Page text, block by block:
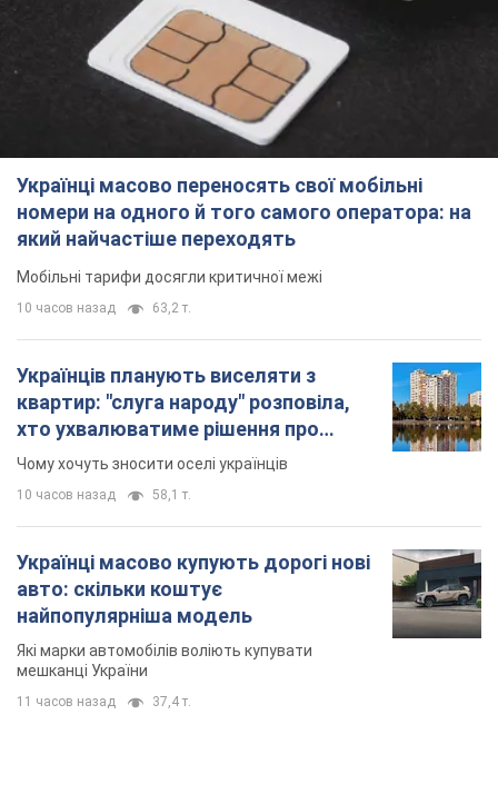
Українці масово переносять свої мобільні
номери на одного й того самого оператора: на
який найчастіше переходять
Мобільні тарифи досягли критичної межі
10 часов назад 63,2 т.
Українців планують виселяти з
квартир: "слуга народу" розповіла,
хто ухвалюватиме рішення про
знесення будинків
Чому хочуть зносити оселі українців
10 часов назад 58,1 т.
Українці масово купують дорогі нові
авто: скільки коштує
найпопулярніша модель
Які марки автомобілів воліють купувати
мешканці України
11 часов назад 37,4 т.